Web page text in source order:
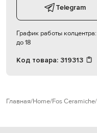
Telegram
График работы колцентра:
до 18
Код товара: 319313
Главная Home Fos Ceramiche